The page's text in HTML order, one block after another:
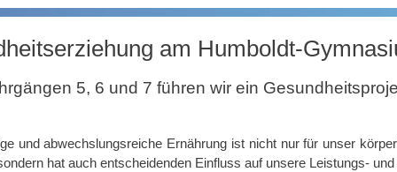
am Humboldt-
5, 6 und 7 führen wir ein
und abwechslungsreiche Ernährung ist nicht nur für unser
hat auch entscheidenden Einfluss auf unsere Leistungs-